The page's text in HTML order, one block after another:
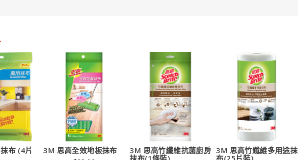
布 (4片 3M 思高全效地板抺布
3M 思高竹纖維抗菌廚房 3M 思高竹纖維多用途抹